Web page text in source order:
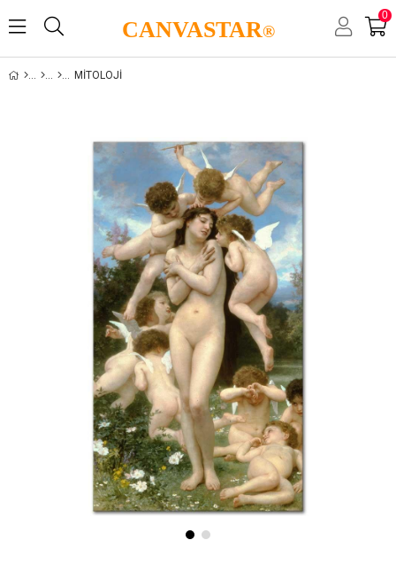
CANVASTAR®
0
MITOLOJI